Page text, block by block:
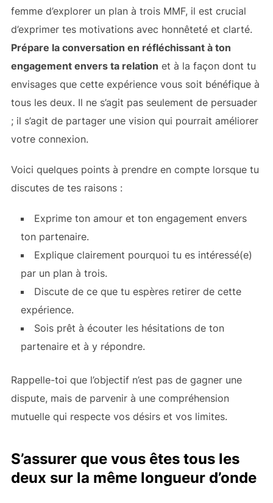
femme d’explorer un plan à trois MMF, il est crucial
d’exprimer tes motivations avec honnêteté et clarté.
Prépare la conversation en réfléchissant à ton
engagement envers ta relation et à la façon dont tu
envisages que cette expérience vous soit bénéfique à
tous les deux. Il ne s’agit pas seulement de persuader
; il s’agit de partager une vision qui pourrait améliorer
votre connexion.
Voici quelques points à prendre en compte lorsque tu
discutes de tes raisons :
Exprime ton amour et ton engagement envers
ton partenaire.
Explique clairement pourquoi tu es intéressé(e)
par un plan à trois.
Discute de ce que tu espères retirer de cette
expérience.
Sois prêt à écouter les hésitations de ton
partenaire et à y répondre.
Rappelle-toi que l’objectif n’est pas de gagner une
dispute, mais de parvenir à une compréhension
mutuelle qui respecte vos désirs et vos limites.
S’assurer que vous êtes tous les
deux sur la même longueur d’onde